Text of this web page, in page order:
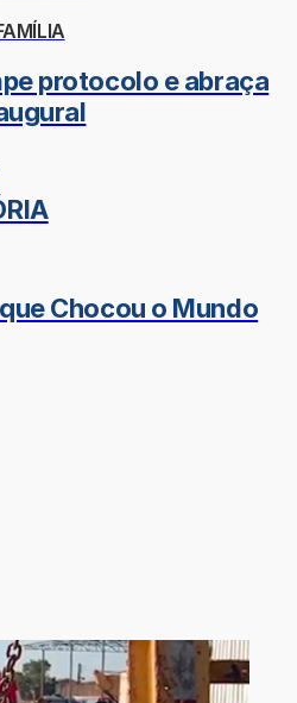
protocolo e abraça
Chocou o Mundo